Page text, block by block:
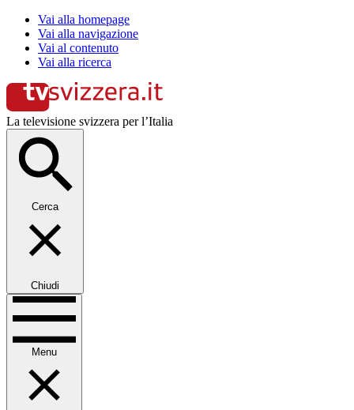
Vai alla homepage
Vai alla navigazione
Vai al contenuto
Vai alla ricerca
La televisione svizzera per l’Italia
Cerca
Chiudi
Menu